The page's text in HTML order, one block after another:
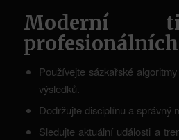
Moderní
Používejte sázkařské
výsledků.
Dodržujte disciplínu a správný
Sledujte aktuální události a